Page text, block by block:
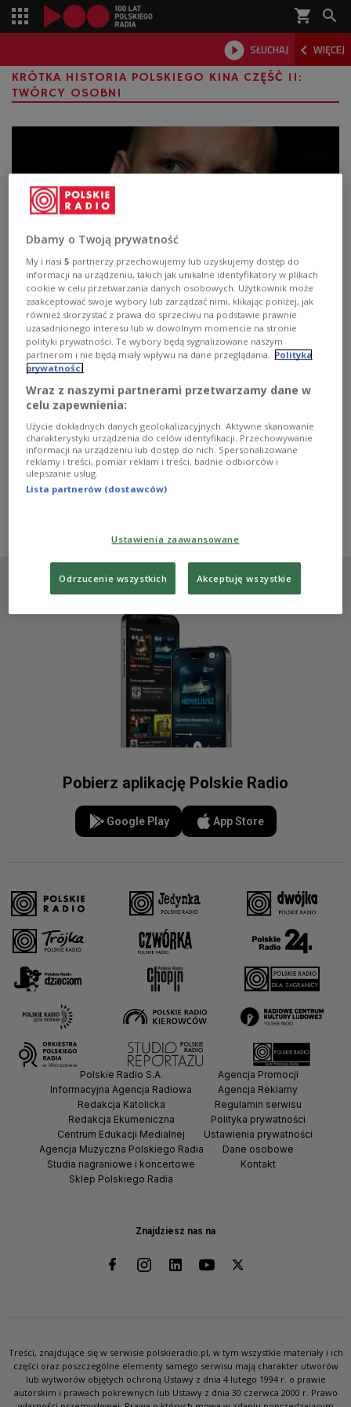
shopping_cart 
 SŁUCHAJ  WIĘCEJ

KRÓTKA HISTORIA POLSKIEGO KINA CZĘŚĆ II:
TWÓRCY OSOBNI
"Krótka historia polskiego kina" powraca
do sal studyjnych. Jakie filmy wybrano tym
razem?
Po sukcesie pierwszej odsłony cyklu "Krótka historia
polskiego kina" czas na część drugą. Tym razem akcent
położony zostanie na "twórców osobnych", czyli tych,
którzy nie wpisywali się w wiodące nurty, byli wręcz
indywidualistami i pionierami.
Zobacz więcej na temat:Martyna Podolska kino
kina studyjne Krótka historia polskiego kina
Tadeusz Konwicki
Henryk Kluba
Andrzej Żuławski
Pobierz aplikację Polskie Radio
Google Play App Store
Znajdziesz nas na
Polskie Radio S.A.
Informacyjna Agencja Radiowa
Redakcja Katolicka
Redakcja Ekumeniczna
Centrum Edukacji Medialnej
Agencja Muzyczna Polskiego Radia
Studia nagraniowe i koncertowe
Sklep Polskiego Radia
Agencja Promocji
Agencja Reklamy
Regulamin serwisu
Polityka prywatności
Ustawienia prywatności
Dane osobowe
Kontakt
Treści, znajdujące się w serwisie polskieradio.pl, w tym wszystkie materiały i ich
części oraz poszczególne elementy samego serwisu mają charakter utworów
lub wytworów objętych ochroną Ustawy z dnia 4 lutego 1994 r. o prawie
autorskim i prawach pokrewnych lub Ustawy z dnia 30 czerwca 2000 r. Prawo
Dbamy o Twoją prywatność
My i nasi5 partnerzy przechowujemy lub uzyskujemy dostęp do
informacji na urządzeniu, takich jak unikalne identyfikatory w plikach
cookie w celu przetwarzania danych osobowych. Użytkownik może
zaakceptować swoje wybory lub zarządzać nimi, klikając poniżej, jak
również skorzystać z prawa do sprzeciwu na podstawie prawnie
uzasadnionego interesu lub w dowolnym momencie na stronie
polityki prywatności. Te wybory będą sygnalizowane naszym
partnerom i nie będą miały wpływu na dane przeglądania. Polityka
prywatności
Wraz z naszymi partnerami przetwarzamy dane w
celu zapewnienia:
Użycie dokładnych danych geolokalizacyjnych. Aktywne skanowanie
charakterystyki urządzenia do celów identyfikacji. Przechowywanie
informacji na urządzeniu lub dostęp do nich. Spersonalizowane
reklamy i treści, pomiar reklam i treści, badnie odbiorców i
ulepszanie usług.
Lista partnerów (dostawców)
Ustawienia zaawansowane
Odrzucenie wszystkich Akceptuję wszystkie